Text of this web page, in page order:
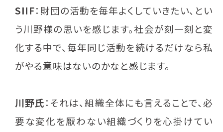
SIIF：財団の活動を毎年よくしていきたい、とい
う川野様の思いを感じます。社会が刻一刻と変
化する中で、毎年同じ活動を続けるだけなら私
がやる意味はないのかなと感じます。
川野氏：それは、組織全体にも言えることで、必
要な変化を厭わない組織づくりを心掛けてい